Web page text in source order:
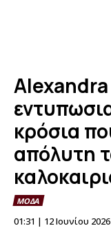
κρόσια
απόλυτη
ΜΟΔΑ
01:31 | 12 Ιουνίου 2026